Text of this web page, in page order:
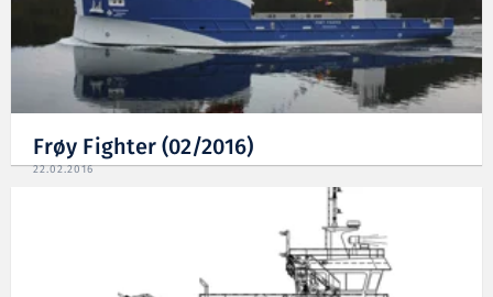
Frøy Fighter (02/2016)
22.02.2016